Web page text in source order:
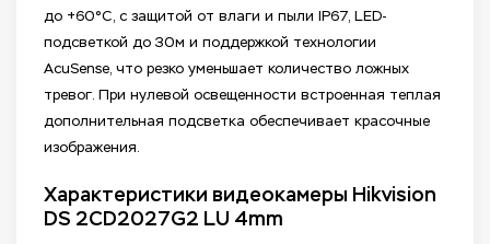
до +60°C, с защитой от влаги и пыли IP67, LED-
подсветкой до 30м и поддержкой технологии
AcuSense, что резко уменьшает количество ложных
тревог. При нулевой освещенности встроенная теплая
дополнительная подсветка обеспечивает красочные
изображения.
Характеристики видеокамеры Hikvision
DS 2CD2027G2 LU 4mm